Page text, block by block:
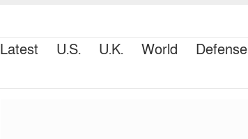
Latest U.S. U.K. World Defense